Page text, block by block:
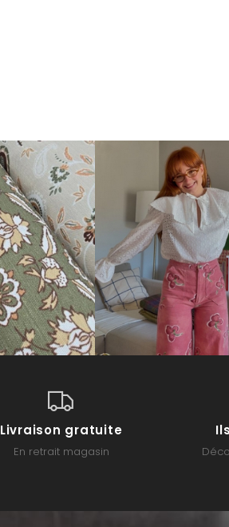
Livraison gratuite
En retrait magasin